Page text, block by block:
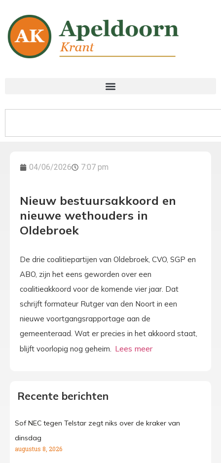
04/06/2026 7:07 pm
Nieuw bestuursakkoord en
nieuwe wethouders in
Oldebroek
De drie coalitiepartijen van Oldebroek, CVO, SGP en
ABO, zijn het eens geworden over een
coalitieakkoord voor de komende vier jaar. Dat
schrijft formateur Rutger van den Noort in een
nieuwe voortgangsrapportage aan de
gemeenteraad. Wat er precies in het akkoord staat,
blijft voorlopig nog geheim.
Recente berichten
Sof NEC tegen Telstar zegt niks over de kraker van
dinsdag
augustus 8, 2026